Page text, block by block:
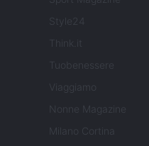
Style24
Think.it
Tuobenessere
Viaggiamo
Nonne Magazine
Milano Cortina